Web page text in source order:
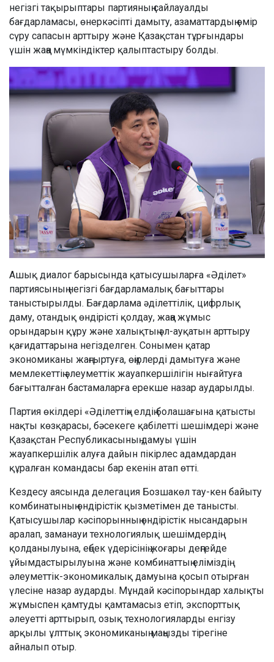
негізгі тақырыптары партияның сайлауалды
бағдарламасы, өнеркәсіпті дамыту, азаматтардың өмір
сүру сапасын арттыру және Қазақстан тұрғындары
үшін жаңа мүмкіндіктер қалыптастыру болды.
Ашық диалог барысында қатысушыларға «Әділет»
партиясының негізгі бағдарламалық бағыттары
таныстырылды. Бағдарлама әділеттілік, цифрлық
даму, отандық өндірісті қолдау, жаңа жұмыс
орындарын құру және халықтың әл-ауқатын арттыру
қағидаттарына негізделген. Сонымен қатар
экономиканы жаңғыртуға, өңірлерді дамытуға және
мемлекеттің әлеуметтік жауапкершілігін нығайтуға
бағытталған бастамаларға ерекше назар аударылды.
Партия өкілдері «Әділеттің» елдің болашағына қатысты
нақты көзқарасы, бәсекеге қабілетті шешімдері және
Қазақстан Республикасының дамуы үшін
жауапкершілік алуға дайын пікірлес адамдардан
құралған командасы бар екенін атап өтті.
Кездесу аясында делегация Бозшакөл тау-кен байыту
комбинатының өндірістік қызметімен де танысты.
Қатысушылар кәсіпорынның өндірістік нысандарын
аралап, заманауи технологиялық шешімдердің
қолданылуына, еңбек үдерісінің жоғары деңгейде
ұйымдастырылуына және комбинаттың еліміздің
әлеуметтік-экономикалық дамуына қосып отырған
үлесіне назар аударды. Мұндай кәсіпорындар халықты
жұмыспен қамтуды қамтамасыз етіп, экспорттық
әлеуетті арттырып, озық технологияларды енгізу
арқылы ұлттық экономиканың маңызды тірегіне
айналып отыр.